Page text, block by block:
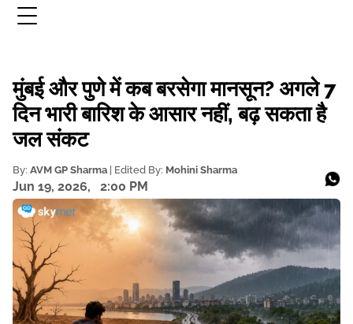
मुंबई और पुणे में कब बरसेगा मानसून? अगले 7
दिन भारी बारिश के आसार नहीं, बढ़ सकता है
जल संकट
By: AVM GP Sharma | Edited By: Mohini Sharma
Jun 19, 2026, 2:00 PM